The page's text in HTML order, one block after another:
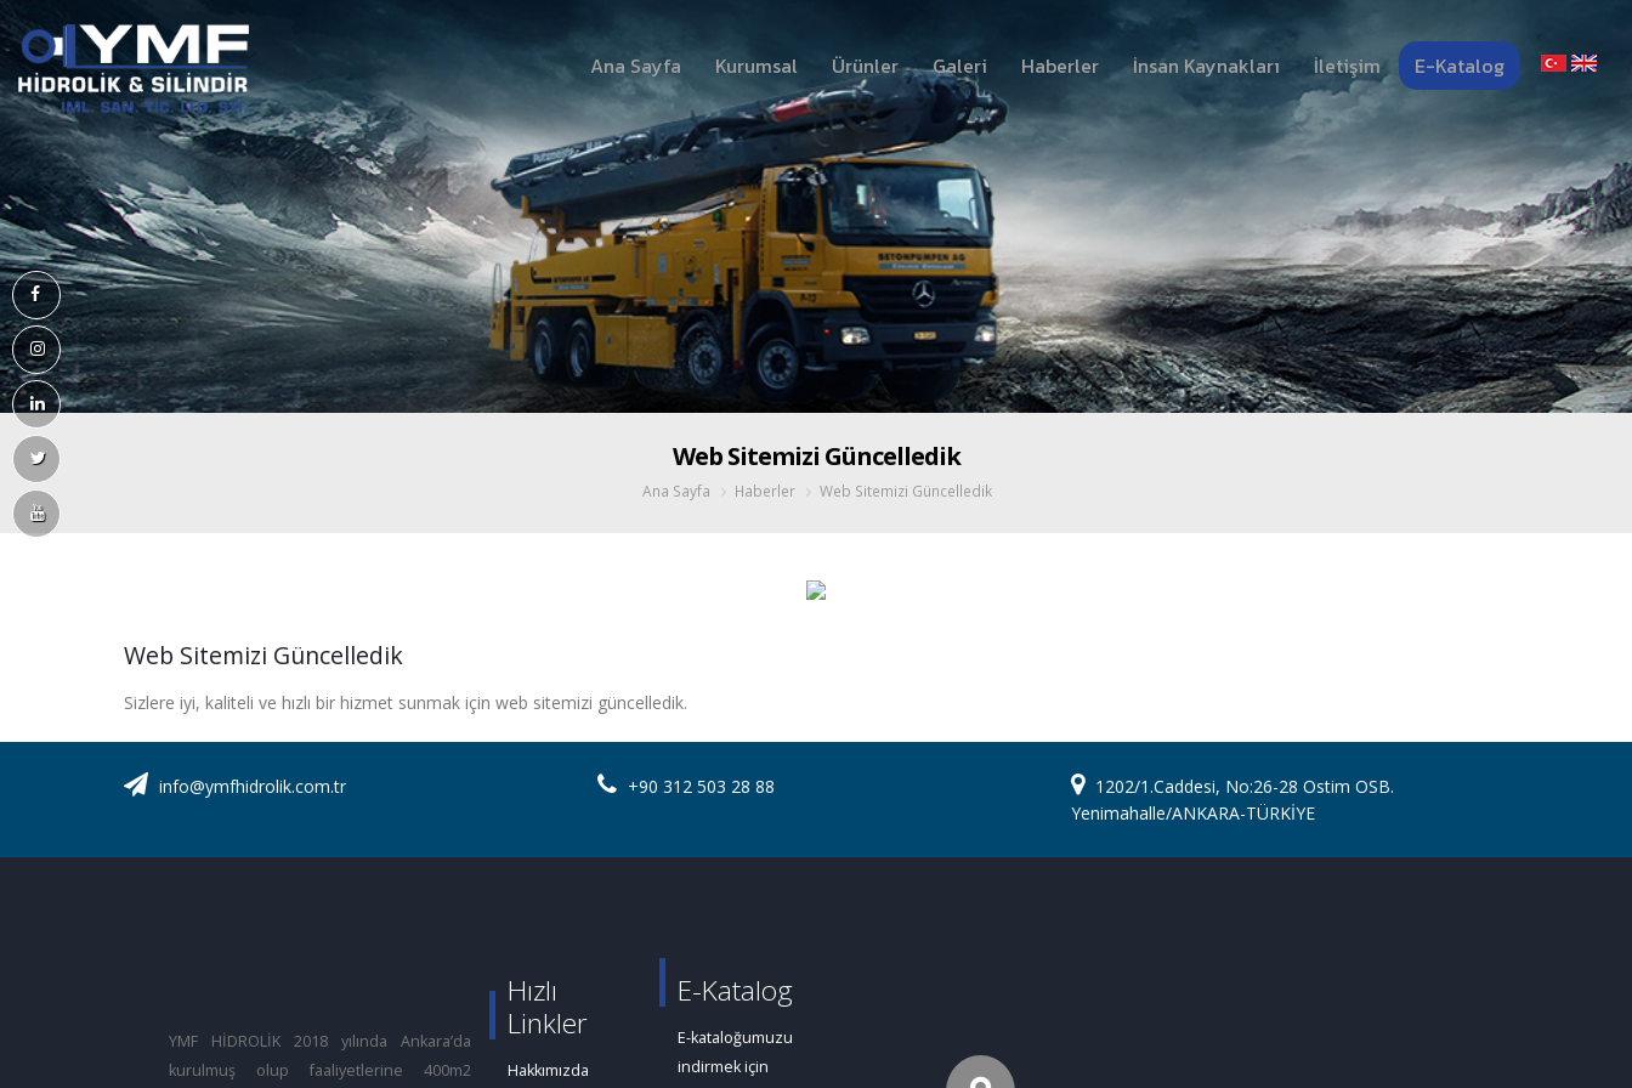
Ana Sayfa Kurumsal Ürünler Galeri Haberler İnsan Kaynakları İletişim E-Katalog
Web Sitemizi Güncelledik
Ana Sayfa Haberler Web Sitemizi Güncelledik
Web Sitemizi Güncelledik
Sizlere iyi, kaliteli ve hızlı bir hizmet sunmak için web sitemizi güncelledik.
info@ymfhidrolik.com.tr +90 312 503 28 88
1202/1.Caddesi, No:26-28 Ostim OSB.
Yenimahalle/ANKARA-TÜRKİYE
YMF HİDROLİK 2018 yılında Ankara’da
kurulmuş olup faaliyetlerine 400m2
Hızlı
Linkler
Hakkımızda
E-Katalog
E-kataloğumuzu
indirmek için